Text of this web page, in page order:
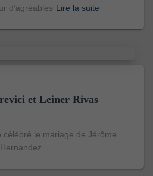
d’agréables Lire la suite
et Leiner Rivas
célébré le mariage de Jérôme